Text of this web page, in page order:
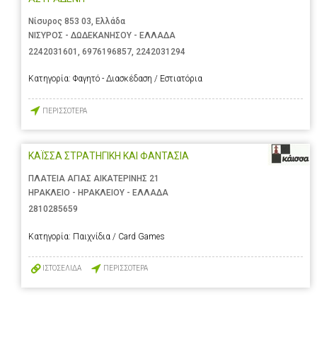
Νίσυρος 853 03, Ελλάδα
ΝΙΣΥΡΟΣ - ΔΩΔΕΚΑΝΗΣΟΥ - ΕΛΛΑΔΑ
2242031601 , 6976196857, 2242031294
Κατηγορία: Φαγητό - Διασκέδαση / Εστιατόρια
ΠΕΡΙΣΣΟΤΕΡΑ
ΚΑΪΣΣΑ ΣΤΡΑΤΗΓΙΚΗ ΚΑΙ ΦΑΝΤΑΣΙΑ
ΠΛΑΤΕΙΑ ΑΓΙΑΣ ΑΙΚΑΤΕΡΙΝΗΣ 21
ΗΡΑΚΛΕΙΟ - ΗΡΑΚΛΕΙΟΥ - ΕΛΛΑΔΑ
2810285659
Κατηγορία: Παιχνίδια / Card Games
ΙΣΤΟΣΕΛΙΔΑ ΠΕΡΙΣΣΟΤΕΡΑ